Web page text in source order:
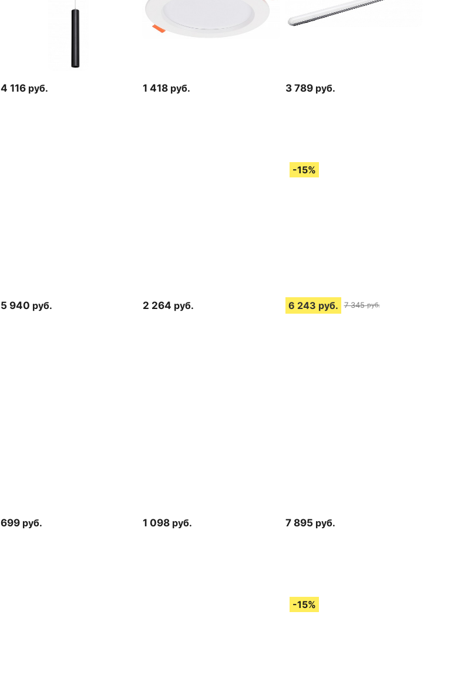
4 116 руб. 1 418 руб. 3 789 руб.
5 940 руб. 2 264 руб. 6 243 руб. 7 345 руб.
699 руб. 1 098 руб. 7 895 руб.